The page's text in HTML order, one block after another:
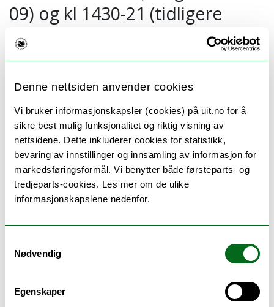
Denne nettsiden anvender cookies
Vi bruker informasjonskapsler (cookies) på uit.no for å
sikre best mulig funksjonalitet og riktig visning av
nettsidene. Dette inkluderer cookies for statistikk,
bevaring av innstillinger og innsamling av informasjon for
markedsføringsformål. Vi benytter både førsteparts- og
tredjeparts-cookies. Les mer om de ulike
informasjonskapslene nedenfor.
Nødvendig
Egenskaper
09) og kl 1430-21 (tidligere
fram til kl. 20), mandag til
fredag. Det er ikke tillatt å
opparbeide seg fleksitid
utenfor den ytre arbeidstiden.
Fleksitiden avregnes en eller to ganger i året. Det er
tillatt å overføre 50 timer (tidligere 45) fra en periode til
neste. Har du mer enn 10 minustimer ved slutten av en
Fleksitidsavtalen er en særavtale som er inngått
Akademikerne. Den gjelder i staten. Fleksibel arbeidstid